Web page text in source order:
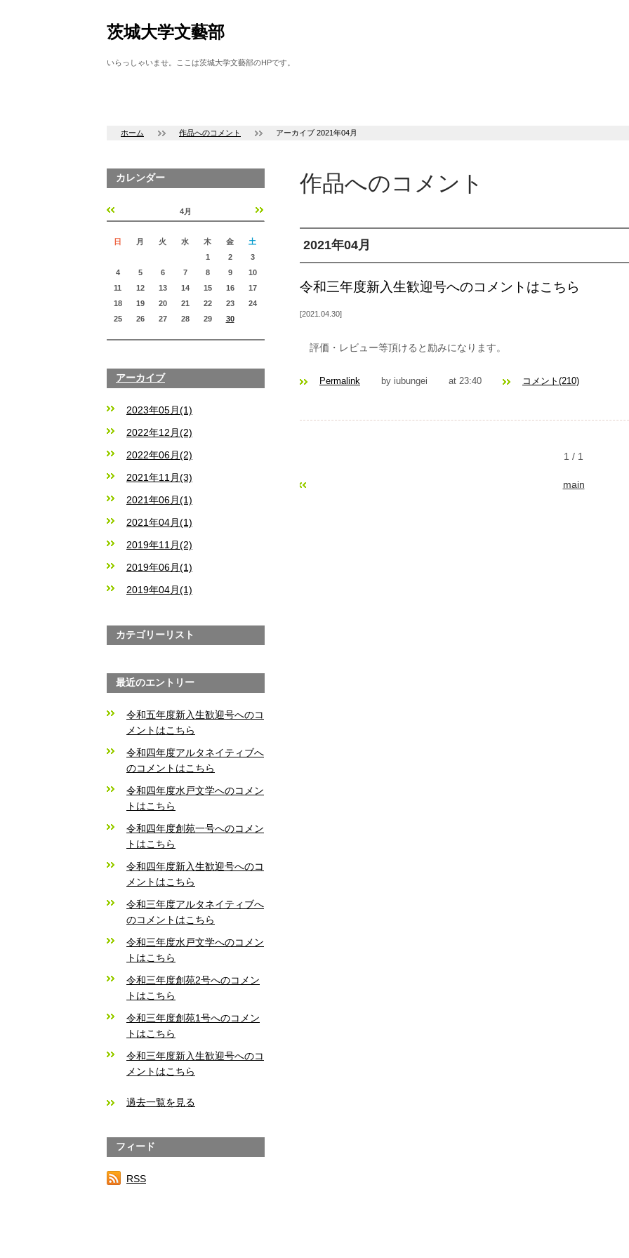
茨城大学文藝部
いらっしゃいませ。ここは茨城大学文藝部のHPです。
ホーム 作品へのコメント アーカイブ 2021年04月
作品へのコメント
2021年04月
2021.04.30
令和三年度新入生歓迎号へのコメントはこちら
評価・レビュー等頂けると励みになります。
Permalink by iubungei at 23:40 コメント(210)
1 / 1
main
カレンダー
«
4月
»
日 月 火 水 木 金
土
1
2
3
4
5 6 7 8 9
10
11
12 13 14 15 16
17
18
19 20 21 22 23
24
25
26 27 28 29 30
アーカイブ
2023年05月(1)
2022年12月(2)
2022年06月(2)
2021年11月(3)
2021年06月(1)
2021年04月(1)
2019年11月(2)
2019年06月(1)
2019年04月(1)
カテゴリーリスト
最近のエントリー
令和五年度新入生歓迎号へのコ
メントはこちら
令和四年度アルタネイティブへ
のコメントはこちら
令和四年度水戸文学へのコメン
トはこちら
令和四年度創苑一号へのコメン
トはこちら
令和四年度新入生歓迎号へのコ
メントはこちら
令和三年度アルタネイティブへ
のコメントはこちら
令和三年度水戸文学へのコメン
トはこちら
令和三年度創苑2号へのコメン
トはこちら
令和三年度創苑1号へのコメン
トはこちら
令和三年度新入生歓迎号へのコ
メントはこちら
過去一覧を見る
フィード
RSS